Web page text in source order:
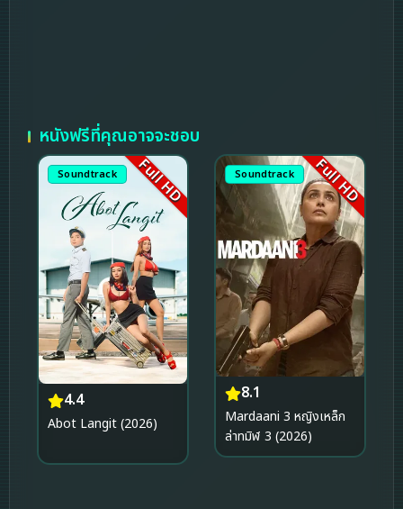
หนังฟรีที่คุณอาจจะชอบ
Soundtrack Full HD
4.4
Abot Langit (2026)
Soundtrack Full HD
8.1
Mardaani 3 หญิงเหล็ก
ล่าทมิฬ 3 (2026)